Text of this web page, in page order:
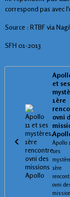
correspond pas avec
Source : RTBF via
SFH 01-2013
et ses
1ère
ovni
Apollo
ses
1ère
ovni